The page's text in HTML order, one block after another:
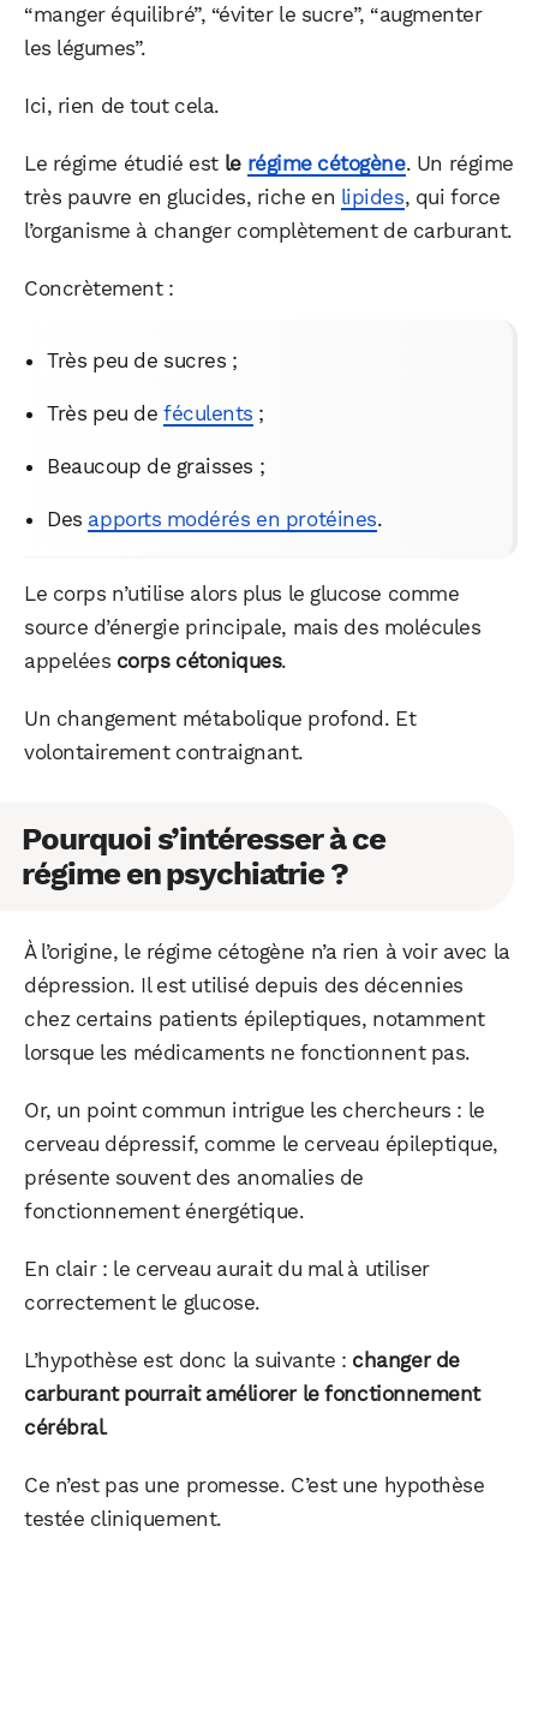
“manger équilibré”, “éviter le sucre”, “augmenter
les légumes”.
Ici, rien de tout cela.
Le régime étudié est le régime cétogène. Un régime
très pauvre en glucides, riche en lipides, qui force
l’organisme à changer complètement de carburant.
Concrètement :
Très peu de sucres ;
Très peu deféculents ;
Beaucoup de graisses ;
Des apports modérés en protéines.
Le corps n’utilise alors plus le glucose comme
source d’énergie principale, mais des molécules
appelées corps cétoniques.
Un changement métabolique profond. Et
volontairement contraignant.
Pourquoi s’intéresser à ce
régime en psychiatrie ?
À l’origine, le régime cétogène n’a rien à voir avec la
dépression. Il est utilisé depuis des décennies
chez certains patients épileptiques, notamment
lorsque les médicaments ne fonctionnent pas.
Or, un point commun intrigue les chercheurs : le
cerveau dépressif, comme le cerveau épileptique,
présente souvent des anomalies de
fonctionnement énergétique.
En clair : le cerveau aurait du mal à utiliser
correctement le glucose.
L’hypothèse est donc la suivante : changer de
carburant pourrait améliorer le fonctionnement
cérébral.
Ce n’est pas une promesse. C’est une hypothèse
testée cliniquement.